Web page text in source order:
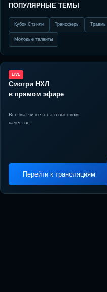
ПОПУЛЯРНЫЕ ТЕМЫ
Кубок Стэнли Трансферы Травмы
Молодые таланты
LIVE
Смотри НХЛ
в прямом эфире
Все матчи сезона в высоком
качестве
Перейти к трансляциям